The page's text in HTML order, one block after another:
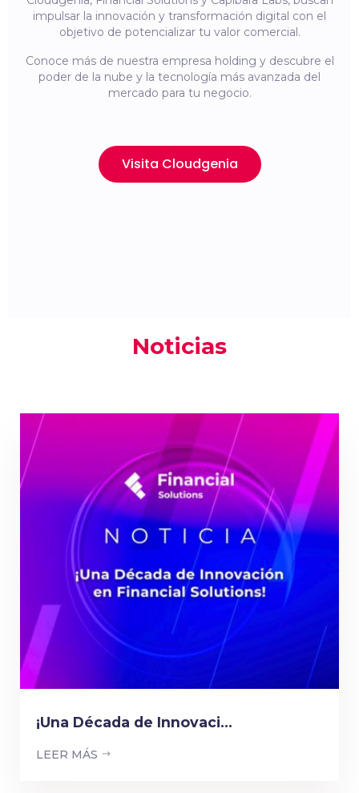
impulsar la innovación y transformación digital con el
objetivo de potencializar tu valor comercial.
Conoce más de nuestra empresa holding y descubre el
poder de la nube y la tecnología más avanzada del
mercado para tu negocio.
Visita Cloudgenia
Noticias
¡Una Década de Innovaci...
LEER MÁS